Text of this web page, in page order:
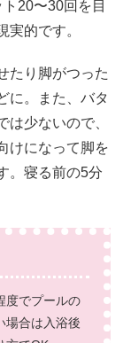
20〜30回を目
的です。
たり脚がつった
に。また、バタ
は少ないので、
けになって脚を
。寝る前の5分
度でプールの
場合は入浴後